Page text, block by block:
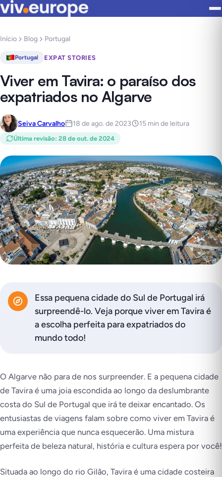
Início Blog Portugal
Portugal EXPAT STORIES
Viver em Tavira: o paraíso dos
expatriados no Algarve
Seiva Carvalho 18 de ago. de 2023 15 min de leitura
Última revisão: 28 de out. de 2024
Essa pequena cidade do Sul de Portugal irá
surpreendê-lo. Veja porque viver em Tavira é
a escolha perfeita para expatriados do
mundo todo!
O Algarve não para de nos surpreender. E a pequena cidade
de Tavira é uma joia escondida ao longo da deslumbrante
costa do Sul de Portugal que irá te deixar encantado. Os
entusiastas de viagens falam sobre como viver em Tavira é
uma experiência que nunca esquecerão. Uma mistura
perfeita de beleza natural, história e cultura espera por você!
Situada ao longo do rio Gilão, Tavira é uma cidade costeira